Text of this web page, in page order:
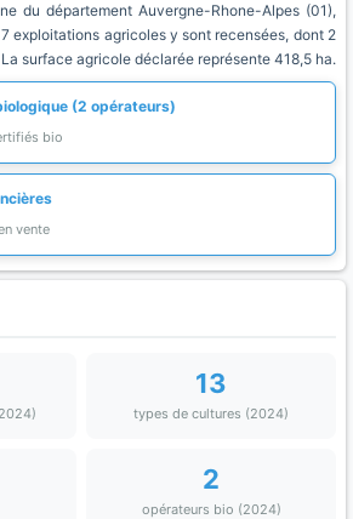
du département Auvergne-Rhone-Alpes (01),
exploitations agricoles y sont recensées, dont 2
surface agricole déclarée représente 418,5 ha.
(2 opérateurs)
bio
vente
13
types de cultures (2024)
2
opérateurs bio (2024)